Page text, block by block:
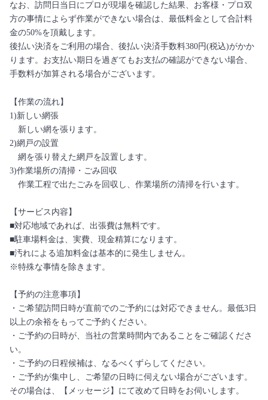
なお、訪問日当日にプロが現場を確認した結果、お客様・プロ双
方の事情によらず作業ができない場合は、最低料金として合計料
金の50%を頂戴します。
後払い決済をご利用の場合、後払い決済手数料380円(税込)がかか
ります。お支払い期日を過ぎてもお支払の確認ができない場合、
手数料が加算される場合がございます。
【作業の流れ】
1)新しい網張
新しい網を張ります。
2)網戸の設置
網を張り替えた網戸を設置します。
3)作業場所の清掃・ごみ回収
作業工程で出たごみを回収し、作業場所の清掃を行います。
【サービス内容】
■対応地域であれば、出張費は無料です。
■駐車場料金は、実費、現金精算になります。
■汚れによる追加料金は基本的に発生しません。
※特殊な事情を除きます。
【予約の注意事項】
・ご希望訪問日時が直前でのご予約には対応できません。最低3日
以上の余裕をもってご予約ください。
・ご予約の日時が、当社の営業時間内であることをご確認くださ
い。
・ご予約の日程候補は、なるべくずらしてください。
・ご予約が集中し、ご希望の日時に伺えない場合がございます。
その場合は、【メッセージ】にて改めて日時をお伺いします。